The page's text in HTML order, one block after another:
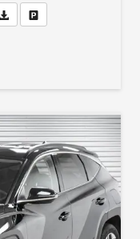
Sie an
Fahrzeugexposé (PDF)